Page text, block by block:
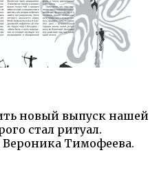
новый выпуск нашей
стал ритуал.
Тимофеева.